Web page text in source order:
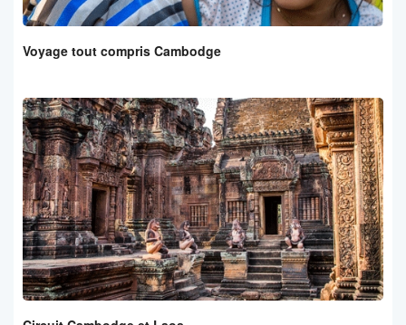
Voyage tout compris Cambodge